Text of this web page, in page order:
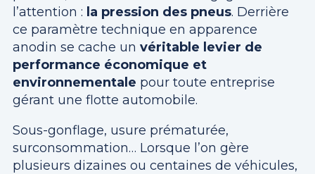
l’attention : la pression des pneus. Derrière
ce paramètre technique en apparence
anodin se cache un véritable levier de
performance économique et
environnementale pour toute entreprise
gérant une flotte automobile.
Sous-gonflage, usure prématurée,
surconsommation… Lorsque l’on gère
plusieurs dizaines ou centaines de véhicules,